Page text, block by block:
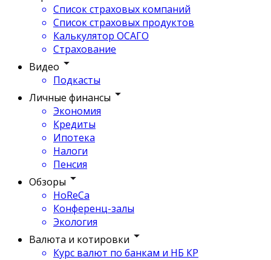
Список страховых компаний
Список страховых продуктов
Калькулятор ОСАГО
Страхование
Видео
Подкасты
Личные финансы
Экономия
Кредиты
Ипотека
Налоги
Пенсия
Обзоры
HoReCa
Конференц-залы
Экология
Валюта и котировки
Курс валют по банкам и НБ КР